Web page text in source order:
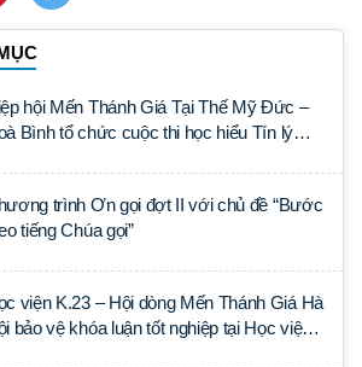
hội Mến Thánh Giá Tại Thế Mỹ Đức –
Bình tổ chức cuộc thi học hiểu Tín lý
trình Ơn gọi đợt II với chủ đề “Bước
tiếng Chúa gọi”
viện K.23 – Hội dòng Mến Thánh Giá Hà
bảo vệ khóa luận tốt nghiệp tại Học viện